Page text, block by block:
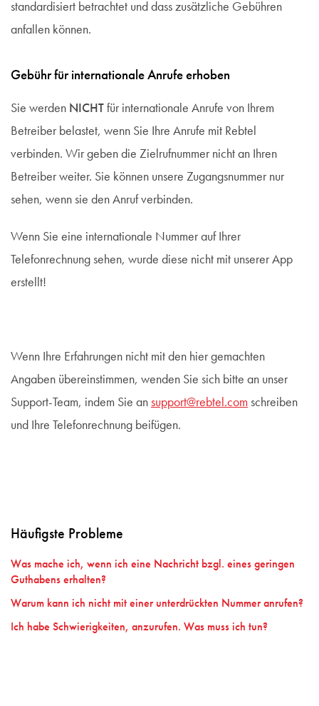
standardisiert betrachtet und dass zusätzliche Gebühren
anfallen können.
Gebühr für internationale Anrufe erhoben
Sie werden NICHT für internationale Anrufe von Ihrem
Betreiber belastet, wenn Sie Ihre Anrufe mit Rebtel
verbinden. Wir geben die Zielrufnummer nicht an Ihren
Betreiber weiter. Sie können unsere Zugangsnummer nur
sehen, wenn sie den Anruf verbinden.
Wenn Sie eine internationale Nummer auf Ihrer
Telefonrechnung sehen, wurde diese nicht mit unserer App
erstellt!
Wenn Ihre Erfahrungen nicht mit den hier gemachten
Angaben übereinstimmen, wenden Sie sich bitte an unser
Support-Team, indem Sie an support@rebtel.com schreiben
und Ihre Telefonrechnung beifügen.
Häufigste Probleme
Was mache ich, wenn ich eine Nachricht bzgl. eines geringen
Guthabens erhalten?
Warum kann ich nicht mit einer unterdrückten Nummer anrufen?
Ich habe Schwierigkeiten, anzurufen. Was muss ich tun?